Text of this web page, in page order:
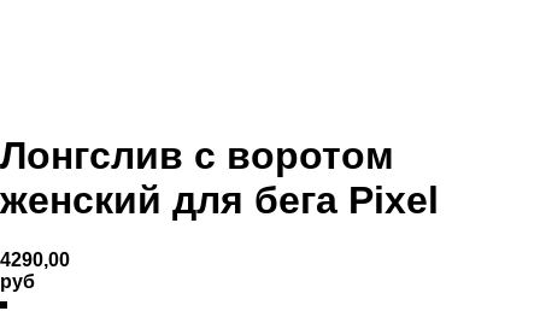
Лонгслив с воротом
женский для бега Pixel
4290,00
руб